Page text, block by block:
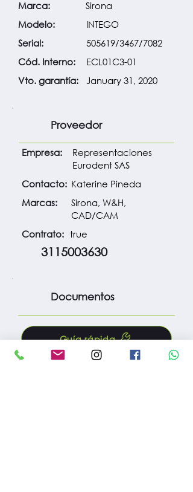
Marca:
Sirona
Modelo:
INTEGO
Serial:
505619/3467/7082
Cód. Interno:
ECL01C3-01
Vto. garantía:
January 31, 2020
Proveedor
Empresa:
Representaciones
Eurodent SAS
Contacto: Katerine Pineda
Marcas:
Sirona, W&H,
CAD/CAM
Contrato: true
3115003630
Documentos
Guía rápida